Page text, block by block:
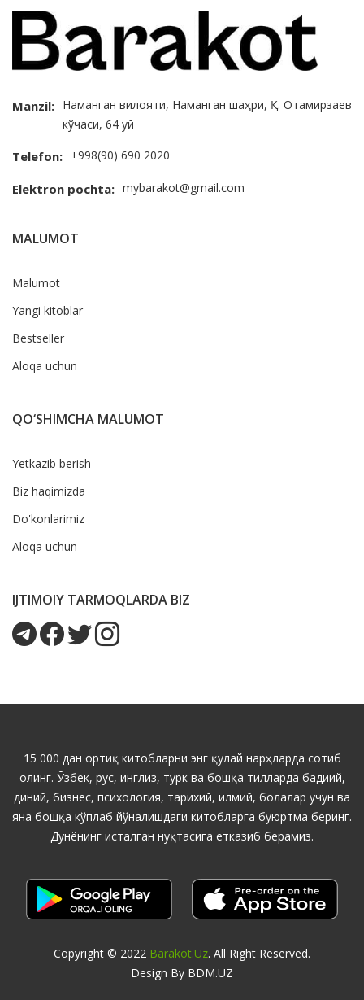
Manzil: Наманган вилояти, Наманган шаҳри, Қ. Отамирзаев
кўчаси, 64 уй
Telefon: +998(90) 690 2020
Elektron pochta: mybarakot@gmail.com
MALUMOT
Malumot
Yangi kitoblar
Bestseller
Aloqa uchun
QO‘SHIMCHA MALUMOT
Yetkazib berish
Biz haqimizda
Do'konlarimiz
Aloqa uchun
IJTIMOIY TARMOQLARDA BIZ
15 000 дан ортиқ китобларни энг қулай нарҳларда сотиб
олинг. Ўзбек, рус, инглиз, турк ва бошқа тилларда бадиий,
диний, бизнес, психология, тарихий, илмий, болалар учун ва
яна бошқа кўплаб йўналишдаги китобларга буюртма беринг.
Дунёнинг исталган нуқтасига етказиб берамиз.
Copyright © 2022 Barakot.uz. All Right Reserved.
Design By BDM.UZ